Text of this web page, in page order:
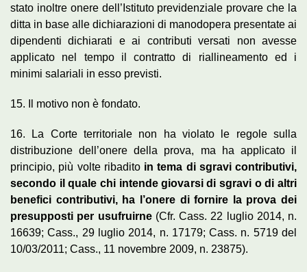
stato inoltre onere dell’Istituto previdenziale provare che la
ditta in base alle dichiarazioni di manodopera presentate ai
dipendenti dichiarati e ai contributi versati non avesse
applicato nel tempo il contratto di riallineamento ed i
minimi salariali in esso previsti.
15. Il motivo non è fondato.
16. La Corte territoriale non ha violato le regole sulla
distribuzione dell’onere della prova, ma ha applicato il
principio, più volte ribaditoin tema di sgravi contributivi,
secondo il quale chi intende giovarsi di sgravi o di altri
benefici contributivi, ha l’onere di fornire la prova dei
presupposti per usufruirne(Cfr. Cass. 22 luglio 2014, n.
16639; Cass., 29 luglio 2014, n. 17179; Cass. n. 5719 del
10/03/2011; Cass., 11 novembre 2009, n. 23875).